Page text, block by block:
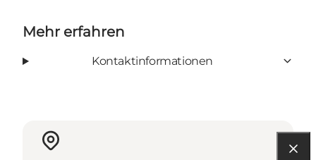
Mehr erfahren
Kontaktinformationen